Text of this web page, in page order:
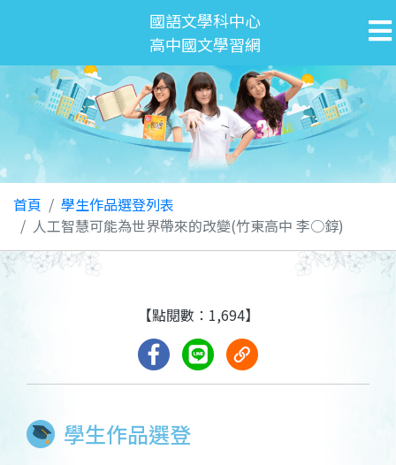
國語文學科中心
高中國文學習網
首頁
學生作品選登列表
人工智慧可能為世界帶來的改變(竹東高中 李○錞)
學生作品選登
【點閱數：1,694】